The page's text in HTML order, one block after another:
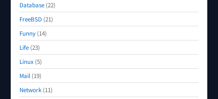
Database (22)
FreeBSD (21)
Funny (14)
Life (23)
Linux (5)
Mail (19)
Network (11)